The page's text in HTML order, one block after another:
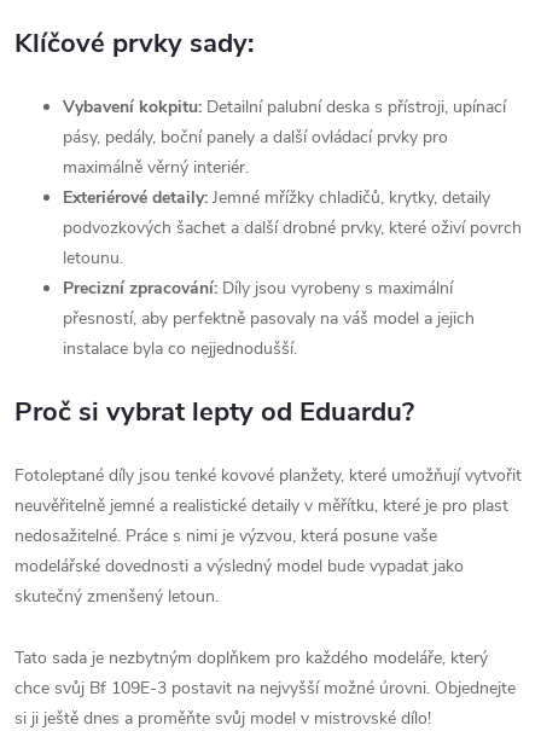
Klíčové prvky sady:
Vybavení kokpitu: Detailní palubní deska s přístroji, upínací
pásy, pedály, boční panely a další ovládací prvky pro
maximálně věrný interiér.
Exteriérové detaily: Jemné mřížky chladičů, krytky, detaily
podvozkových šachet a další drobné prvky, které oživí povrch
letounu.
Precizní zpracování: Díly jsou vyrobeny s maximální
přesností, aby perfektně pasovaly na váš model a jejich
instalace byla co nejjednodušší.
Proč si vybrat lepty od Eduardu?
Fotoleptané díly jsou tenké kovové planžety, které umožňují vytvořit
neuvěřitelně jemné a realistické detaily v měřítku, které je pro plast
nedosažitelné. Práce s nimi je výzvou, která posune vaše
modelářské dovednosti a výsledný model bude vypadat jako
skutečný zmenšený letoun.
Tato sada je nezbytným doplňkem pro každého modeláře, který
chce svůj Bf 109E-3 postavit na nejvyšší možné úrovni. Objednejte
si ji ještě dnes a proměňte svůj model v mistrovské dílo!